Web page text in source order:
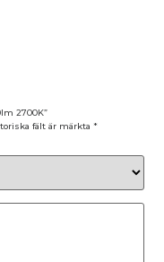
2700K”
fält är märkta*